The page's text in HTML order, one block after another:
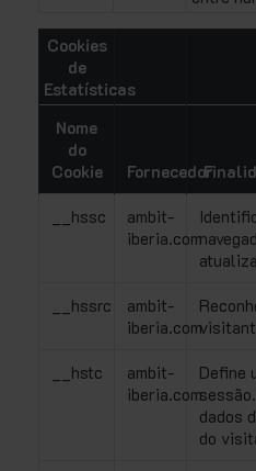
Cookies
de
Estatísticas
Nome
do
Cookie
Fornecedor
__hssc
ambit-
iberia.com
__hssrc
ambit-
iberia.com
__hstc
ambit-
iberia.com
Define
dados
do